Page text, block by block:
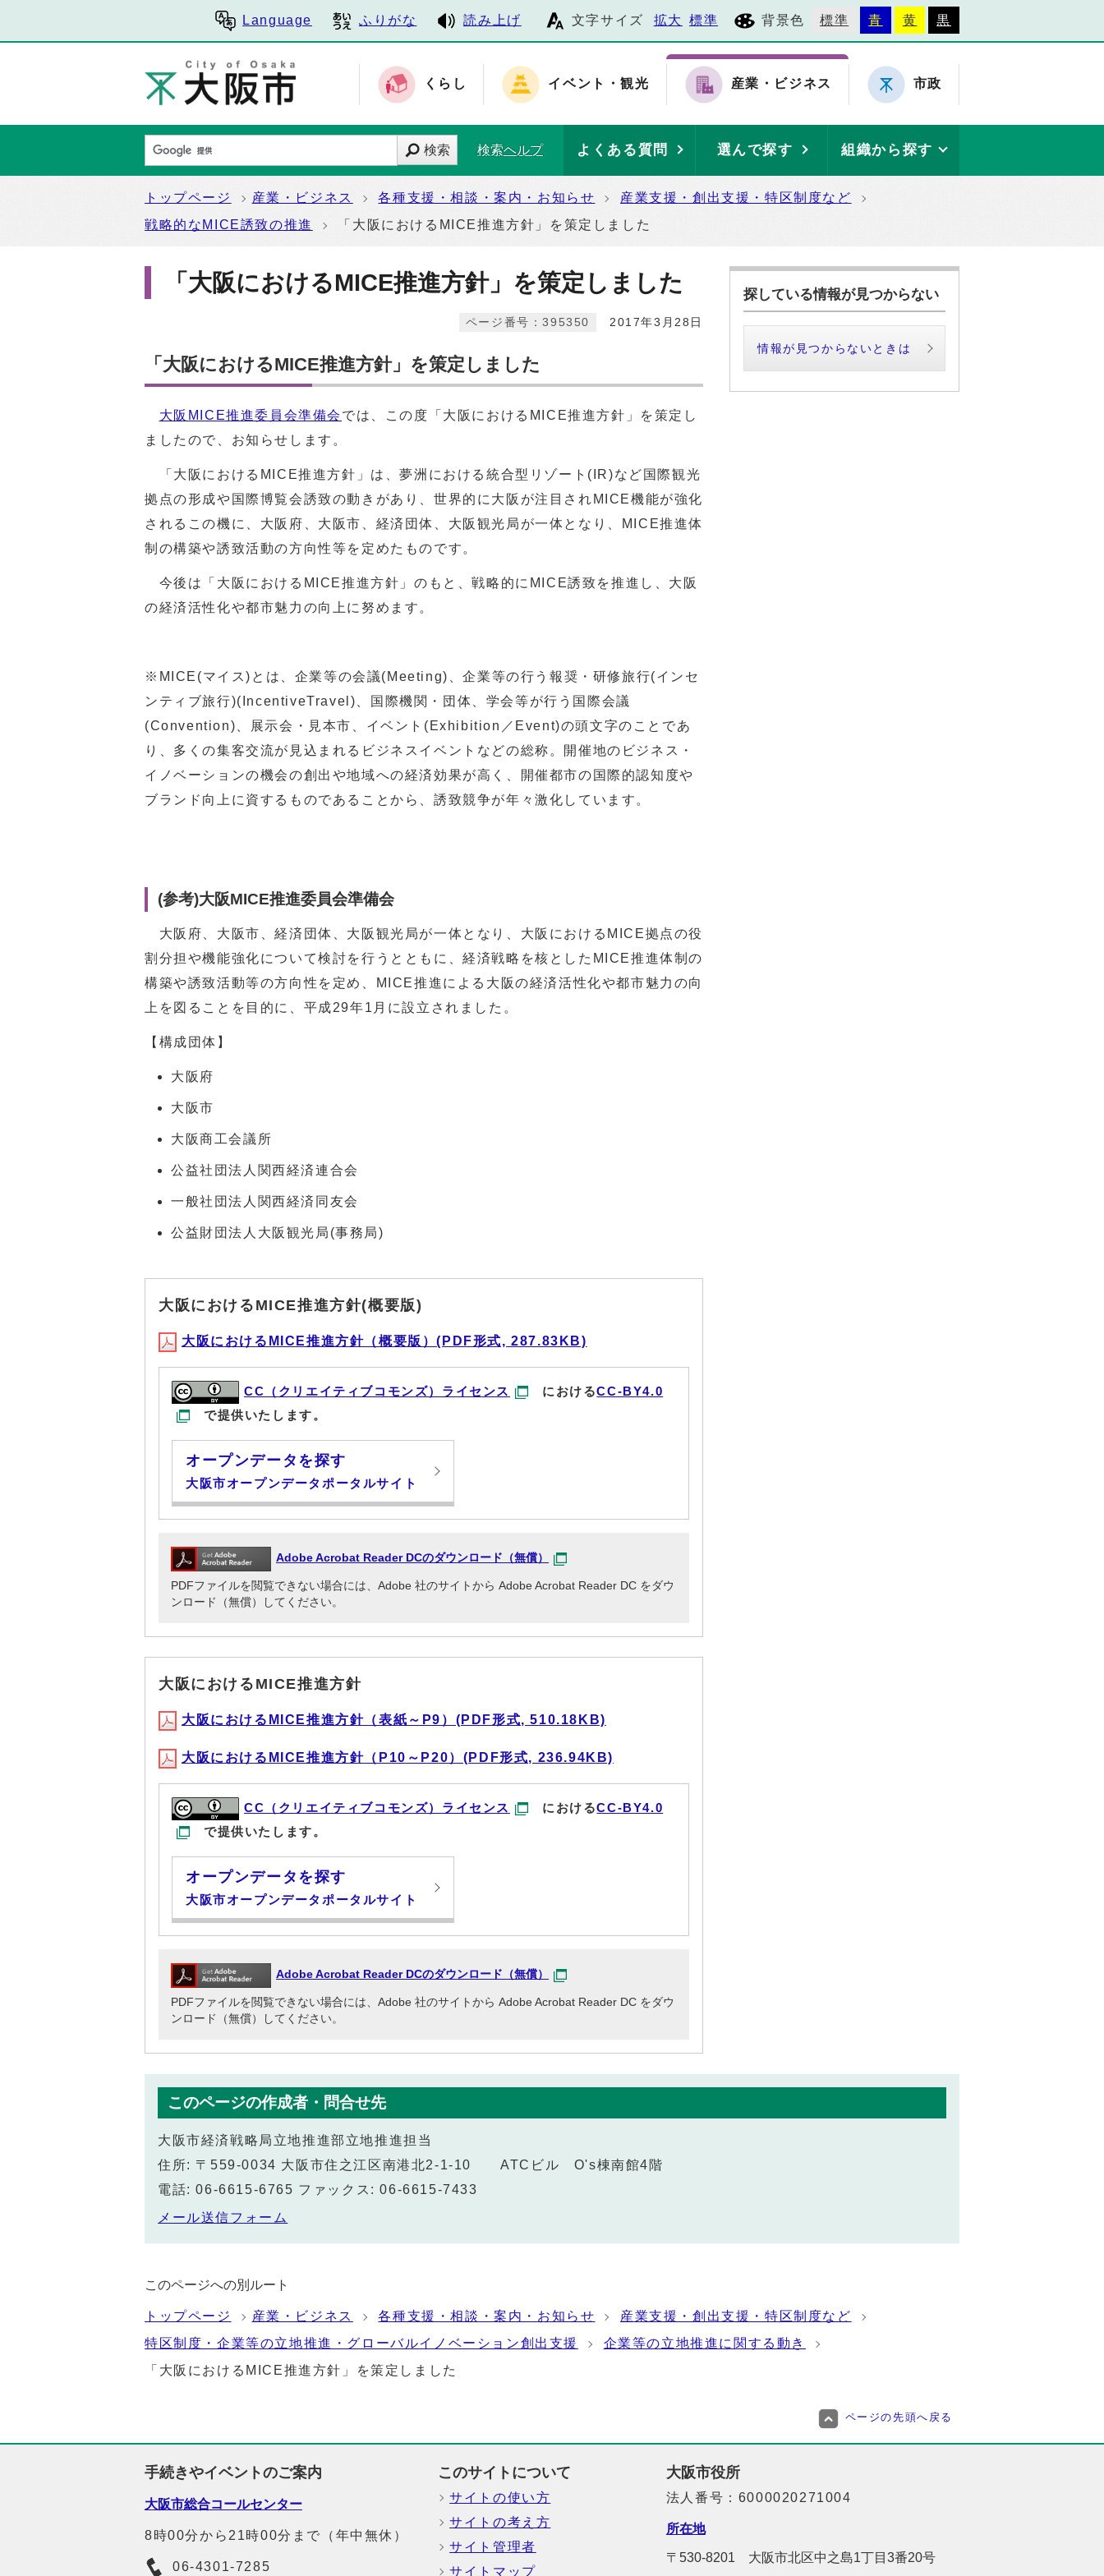
Language ふりがな 読み上げ 文字サイズ 拡大 標準 背景色 標準 青 黄 黒
くらし イベント・観光 産業・ビジネス 市政
検索 検索ヘルプ よくある質問 選んで探す 組織から探す
トップページ 産業・ビジネス 各種支援・相談・案内・お知らせ
産業支援・創出支援・特区制度など
戦略的なMICE誘致の推進
「大阪におけるMICE推進方針」を策定しました
「大阪におけるMICE推進方針」を策定しました
2017年3月28日
ページ番号：395350
「大阪におけるMICE推進方針」を策定しました
大阪MICE推進委員会準備会 では、この度「大阪におけるMICE推進方針」を策定し
ましたので、お知らせします。
「大阪におけるMICE推進方針」は、夢洲における統合型リゾート(IR)など国際観光
拠点の形成や国際博覧会誘致の動きがあり、世界的に大阪が注目されMICE機能が強化
されるこの機に、大阪府、大阪市、経済団体、大阪観光局が一体となり、MICE推進体
制の構築や誘致活動の方向性等を定めたものです。
今後は「大阪におけるMICE推進方針」のもと、戦略的にMICE誘致を推進し、大阪
の経済活性化や都市魅力の向上に努めます。
※MICE(マイス)とは、企業等の会議(Meeting)、企業等の行う報奨・研修旅行(インセ
ンティブ旅行)(IncentiveTravel)、国際機関・団体、学会等が行う国際会議
(Convention)、展示会・見本市、イベント(Exhibition／Event)の頭文字のことであ
り、多くの集客交流が見込まれるビジネスイベントなどの総称。開催地のビジネス・
イノベーションの機会の創出や地域への経済効果が高く、開催都市の国際的認知度や
ブランド向上に資するものであることから、誘致競争が年々激化しています。
(参考)大阪MICE推進委員会準備会
大阪府、大阪市、経済団体、大阪観光局が一体となり、大阪におけるMICE拠点の役
割分担や機能強化について検討を行うとともに、経済戦略を核としたMICE推進体制の
構築や誘致活動等の方向性を定め、MICE推進による大阪の経済活性化や都市魅力の向
上を図ることを目的に、平成29年1月に設立されました。
【構成団体】
大阪府
大阪市
大阪商工会議所
公益社団法人関西経済連合会
一般社団法人関西経済同友会
公益財団法人大阪観光局(事務局)
大阪におけるMICE推進方針(概要版)
大阪におけるMICE推進方針（概要版）(PDF形式, 287.83KB)
CC（クリエイティブコモンズ）ライセンス におけるCC-BY4.0
で提供いたします。
オープンデータを探す
大阪市オープンデータポータルサイト
Adobe Acrobat Reader DCのダウンロード（無償）
PDFファイルを閲覧できない場合には、Adobe 社のサイトから Adobe Acrobat Reader DC をダウ
ンロード（無償）してください。
大阪におけるMICE推進方針
大阪におけるMICE推進方針（表紙～P9）(PDF形式, 510.18KB)
大阪におけるMICE推進方針（P10～P20）(PDF形式, 236.94KB)
CC（クリエイティブコモンズ）ライセンス におけるCC-BY4.0
で提供いたします。
オープンデータを探す
大阪市オープンデータポータルサイト
Adobe Acrobat Reader DCのダウンロード（無償）
PDFファイルを閲覧できない場合には、Adobe 社のサイトから Adobe Acrobat Reader DC をダウ
ンロード（無償）してください。
探している情報が見つからない
情報が見つからないときは
このページの作成者・問合せ先
大阪市経済戦略局立地推進部立地推進担当
住所: 〒559-0034 大阪市住之江区南港北2‐1‐10 ATCビル O's棟南館4階
電話: 06-6615-6765 ファックス: 06-6615-7433
メール送信フォーム
このページへの別ルート
トップページ 産業・ビジネス 各種支援・相談・案内・お知らせ
産業支援・創出支援・特区制度など
特区制度・企業等の立地推進・グローバルイノベーション創出支援
企業等の立地推進に関する動き
「大阪におけるMICE推進方針」を策定しました
ページの先頭へ戻る
手続きやイベントのご案内
大阪市総合コールセンター
8時00分から21時00分まで（年中無休）
06-4301-7285
このサイトについて
サイトの使い方
サイトの考え方
サイト管理者
サイトマップ
大阪市役所
法人番号：6000020271004
所在地
〒530-8201 大阪市北区中之島1丁目3番20号